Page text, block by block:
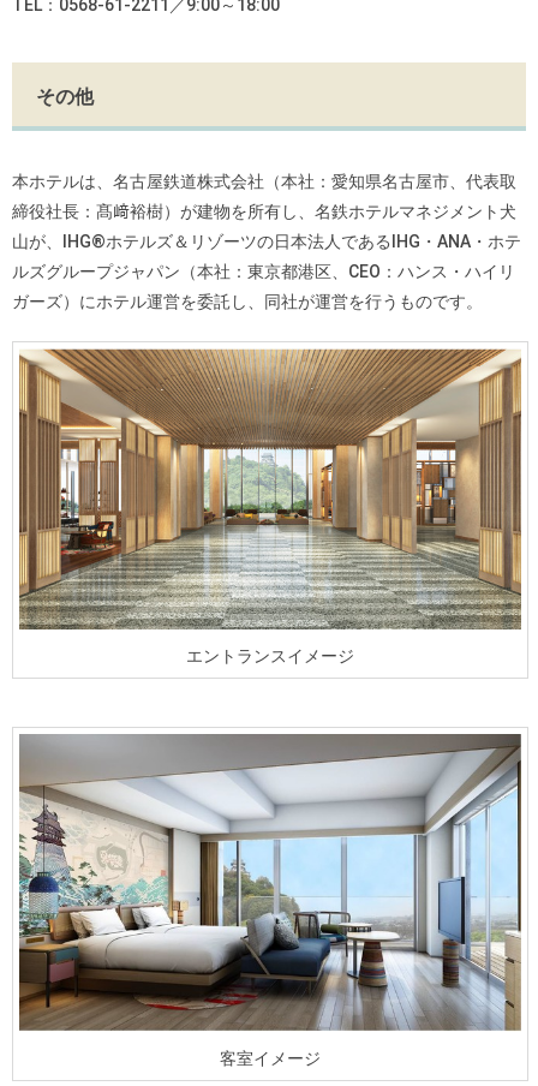
TEL：0568-61-2211／9:00～18:00
その他
本ホテルは、名古屋鉄道株式会社（本社：愛知県名古屋市、代表取
締役社長：髙﨑裕樹）が建物を所有し、名鉄ホテルマネジメント犬
山が、IHG®ホテルズ＆リゾーツの日本法人であるIHG・ANA・ホテ
ルズグループジャパン（本社：東京都港区、CEO：ハンス・ハイリ
ガーズ）にホテル運営を委託し、同社が運営を行うものです。
エントランスイメージ
客室イメージ